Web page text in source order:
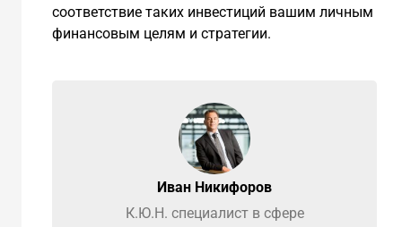
соответствие таких инвестиций вашим личным
финансовым целям и стратегии.
Иван Никифоров
К.Ю.Н. специалист в сфере